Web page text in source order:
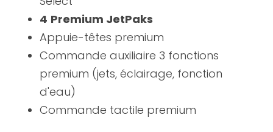
4 Premium JetPaks
Appuie-têtes premium
Commande auxiliaire 3 fonctions
premium (jets, éclairage, fonction
d'eau)
Commande tactile premium